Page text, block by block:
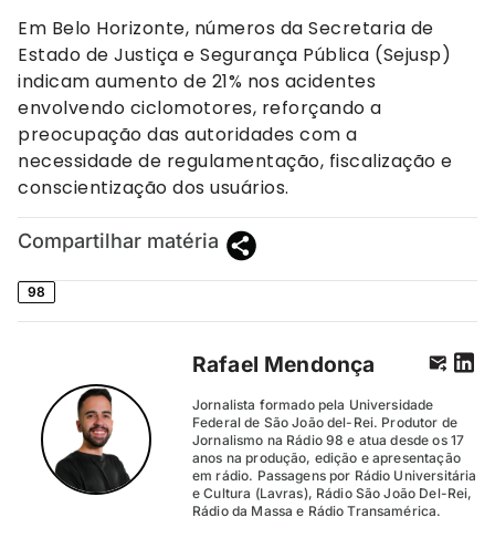
Em Belo Horizonte, números da Secretaria de
Estado de Justiça e Segurança Pública (Sejusp)
indicam aumento de 21% nos acidentes
envolvendo ciclomotores, reforçando a
preocupação das autoridades com a
necessidade de regulamentação, fiscalização e
conscientização dos usuários.
Compartilhar matéria
98
Rafael Mendonça
Jornalista formado pela Universidade
Federal de São João del-Rei. Produtor de
Jornalismo na Rádio 98 e atua desde os 17
anos na produção, edição e apresentação
em rádio. Passagens por Rádio Universitária
e Cultura (Lavras), Rádio São João Del-Rei,
Rádio da Massa e Rádio Transamérica.